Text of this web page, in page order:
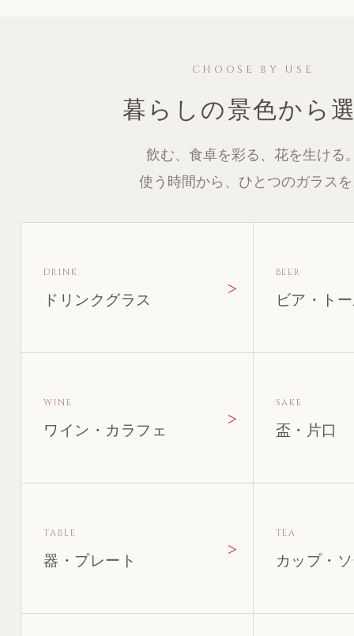
CHOOSE BY USE
暮らしの景色から
飲む、食卓を彩る、花を生ける
使う時間から、ひとつのガラス
DRINK
ドリンクグラス
BEER
ビア・ト
WINE
ワイン・カラフェ
SAKE
盃・片口
TABLE
器・プレート
TEA
カップ・